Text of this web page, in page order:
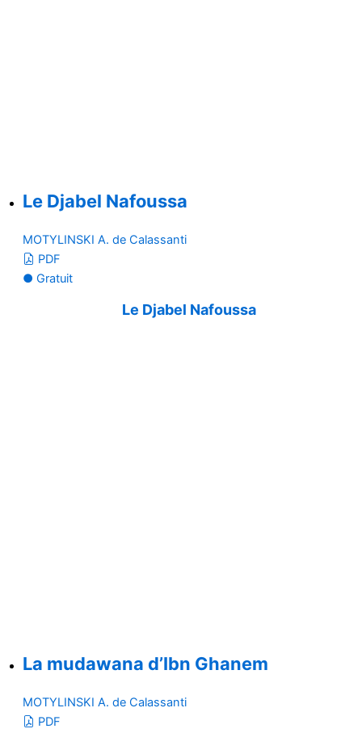
Le Djabel Nafoussa
MOTYLINSKI A. de Calassanti
PDF
● Gratuit
Le Djabel Nafoussa
La mudawana d’Ibn Ghanem
MOTYLINSKI A. de Calassanti
PDF